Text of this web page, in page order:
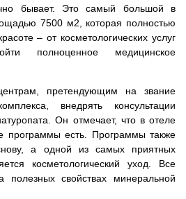
бывает. Это самый большой в
7500 м2, которая полностью
– от косметологических услуг
полноценное медицинское
претендующим на звание
внедрять консультации
Он отмечает, что в отеле
программы есть. Программы также
а одной из самых приятных
косметологический уход. Все
полезных свойствах минеральной